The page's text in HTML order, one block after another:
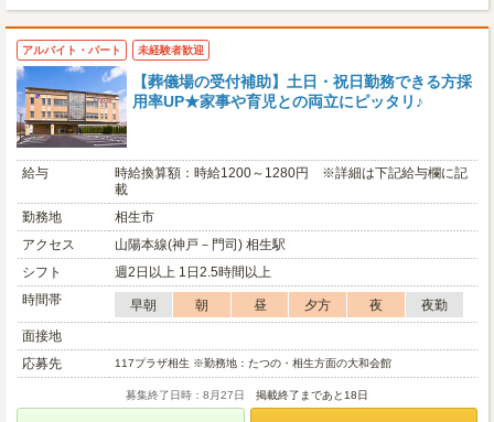
アルバイト・パート 未経験者歓迎
【葬儀場の受付補助】土日・祝日勤務できる方採
用率UP★家事や育児との両立にピッタリ♪
給与
時給換算額：時給1200～1280円 ※詳細は下記給与欄に記
載
勤務地
相生市
アクセス
山陽本線(神戸－門司) 相生駅
シフト
週2日以上 1日2.5時間以上
時間帯
早朝 朝 昼 夕方 夜
夜勤
面接地
応募先
117プラザ相生 ※勤務地：たつの・相生方面の大和会館
募集終了日時：8月27日 掲載終了まであと18日